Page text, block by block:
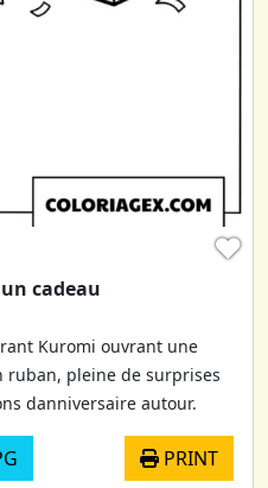
♥
cadeau
Kuromi ouvrant une
ruban, pleine de surprises
danniversaire autour.
PRINT